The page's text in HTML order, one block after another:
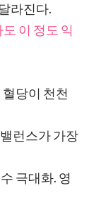
라진다.
이 정도 익
당이 천천
런스가 가장
극대화. 영